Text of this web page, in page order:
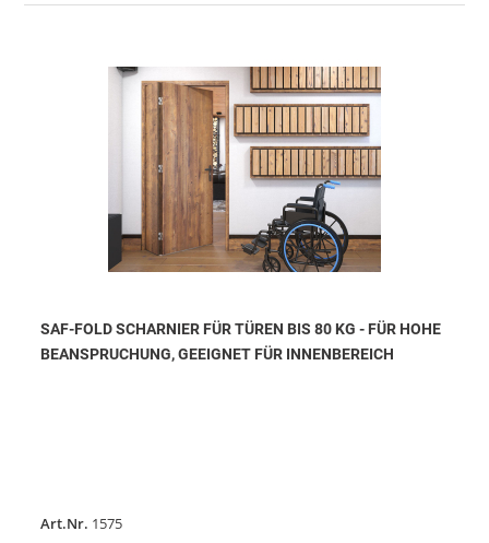
SAF-FOLD SCHARNIER FÜR TÜREN BIS 80 KG - FÜR HOHE
BEANSPRUCHUNG, GEEIGNET FÜR INNENBEREICH
Art.Nr. 1575